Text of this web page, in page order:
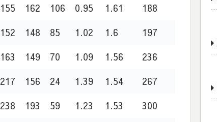
155 162 106 0.95 1.61
188
152 148 85 1.02 1.6
197
163 149 70 1.09 1.56
236
217 156 24 1.39 1.54
267
238 193 59 1.23 1.53 300